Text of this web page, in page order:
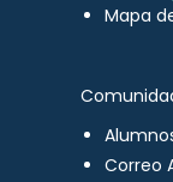
Mapa
Correo